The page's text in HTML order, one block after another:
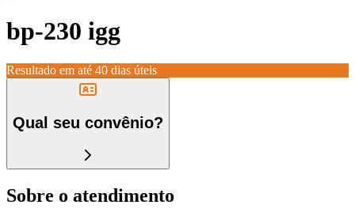
bp-230 igg
Resultado em até 40 dias úteis
Qual seu convênio?
Sobre o atendimento